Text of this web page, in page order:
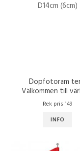
Dopfotoram
Välkommen till
D14cm (6cm)
Rek pris 149
INFO